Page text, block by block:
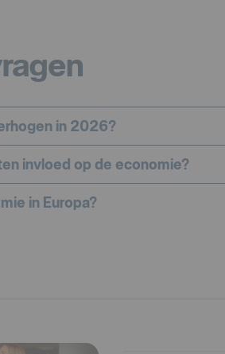
in 2026?
invloed op de economie?
in Europa?